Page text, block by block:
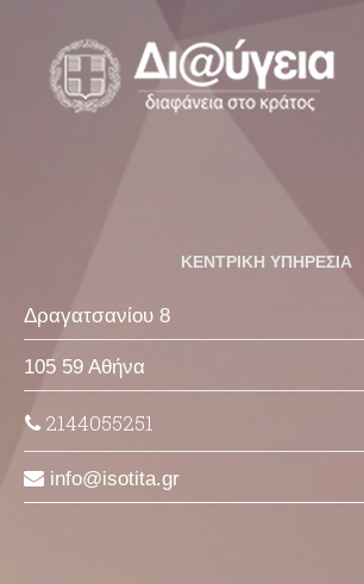
ΚΕΝΤΡΙΚΗ ΥΠΗΡΕΣΙΑ
Δραγατσανίου 8
105 59 Αθήνα
2144055251
info isotita gr